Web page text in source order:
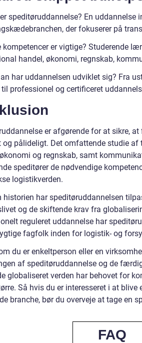
speditøruddannelse? En uddannelse
der fokuserer på
kompetencer er vigtige? Studerende
handel, økonomi, regnskab,
har uddannelsen udviklet sig? Fra
professionel og certificeret
er afgørende for at sikre,
pålideligt. Det omfattende studie af
og regnskab, samt
speditører de nødvendige
logistikverden.
historien har speditøruddannelsen
og de skiftende krav fra
reguleret uddannelse har
fagfolk inden for logistik- og
du er enkeltperson eller en
af speditøruddannelse og de
globaliseret verden har behovet for
Så hvis du er interesseret i at
branche, bør du overveje at tage en
FAQ